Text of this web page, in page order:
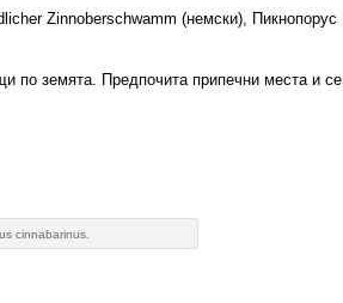
Zinnoberschwamm (немски), Пикнопорус
по земята. Предпочита припечни места и се
cinnabarinus.